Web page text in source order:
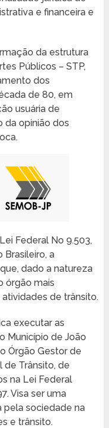
e financeira e
da estrutura
Públicos – STP,
dos
de 80, em
usuária de
da opinião dos
Federal No 9.503,
Brasileiro, a
dado a natureza
órgão mais
de trânsito.
executar as
Município de João
Órgão Gestor de
de Trânsito, de
na Lei Federal
Visa ser uma
pela sociedade na
e trânsito.